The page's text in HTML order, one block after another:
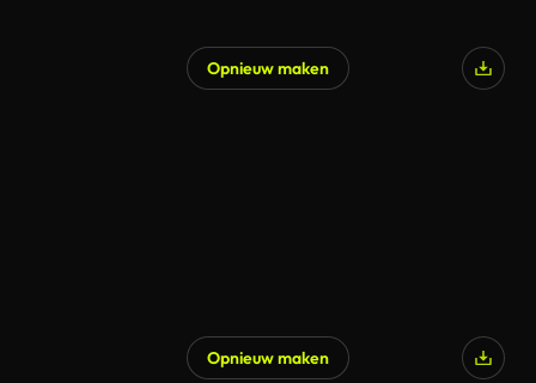
Opnieuw maken
Opnieuw maken